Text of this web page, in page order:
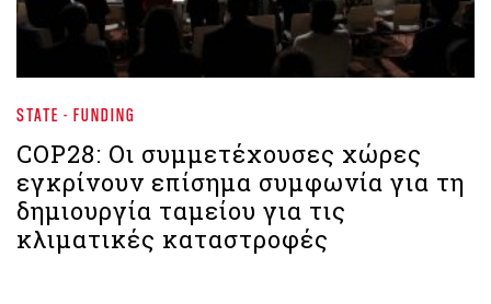
STATE - FUNDING
COP28: Οι συμμετέχουσες χώρες
εγκρίνουν επίσημα συμφωνία για τη
δημιουργία ταμείου για τις
κλιματικές καταστροφές